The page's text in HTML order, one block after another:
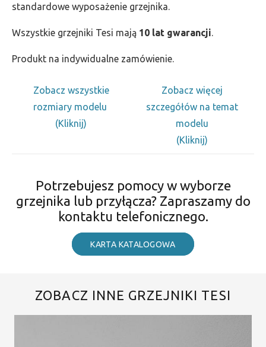
standardowe wyposażenie grzejnika.
Wszystkie grzejniki Tesi mają 10 lat gwarancji.
Produkt na indywidualne zamówienie.
Zobacz wszystkie
rozmiary modelu
(Kliknij)
Zobacz więcej
szczegółów na temat
modelu
(Kliknij)
Potrzebujesz pomocy w wyborze
grzejnika lub przyłącza? Zapraszamy do
kontaktu telefonicznego.
KARTA KATALOGOWA
ZOBACZ INNE GRZEJNIKI TESI